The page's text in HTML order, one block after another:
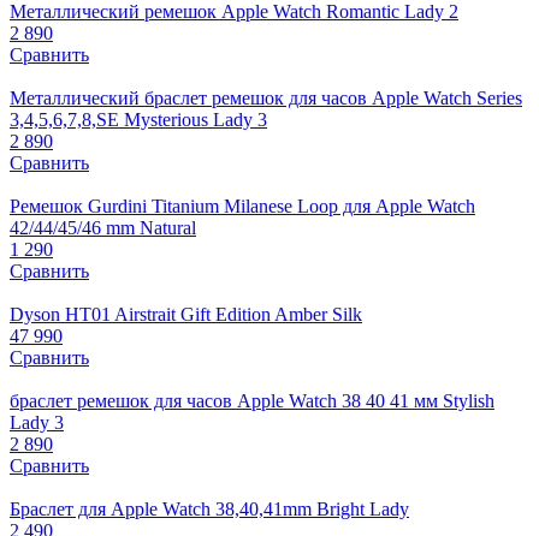
Металлический ремешок Apple Watch Romantic Lady 2
2 890
Сравнить
Металлический браслет ремешок для часов Apple Watch Series
3,4,5,6,7,8,SE Mysterious Lady 3
2 890
Сравнить
Ремешок Gurdini Titanium Milanese Loop для Apple Watch
42/44/45/46 mm Natural
1 290
Сравнить
Dyson HT01 Airstrait Gift Edition Amber Silk
47 990
Сравнить
браслет ремешок для часов Apple Watch 38 40 41 мм Stylish
Lady 3
2 890
Сравнить
Браслет для Apple Watch 38,40,41mm Bright Lady
2 490